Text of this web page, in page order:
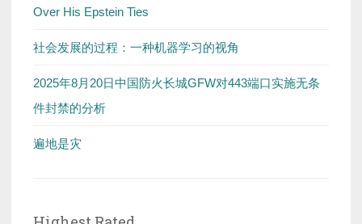
Over His Epstein Ties
社会发展的过程：一种机器学习的视角
2025年8月20日中国防火长城GFW对443端口实施无条
件封禁的分析
遍地是灾